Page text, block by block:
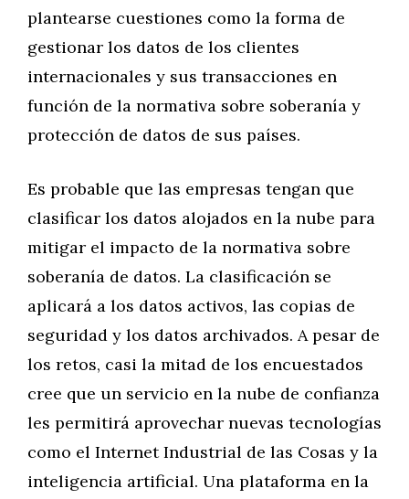
plantearse cuestiones como la forma de
gestionar los datos de los clientes
internacionales y sus transacciones en
función de la normativa sobre soberanía y
protección de datos de sus países.
Es probable que las empresas tengan que
clasificar los datos alojados en la nube para
mitigar el impacto de la normativa sobre
soberanía de datos. La clasificación se
aplicará a los datos activos, las copias de
seguridad y los datos archivados. A pesar de
los retos, casi la mitad de los encuestados
cree que un servicio en la nube de confianza
les permitirá aprovechar nuevas tecnologías
como el Internet Industrial de las Cosas y la
inteligencia artificial. Una plataforma en la